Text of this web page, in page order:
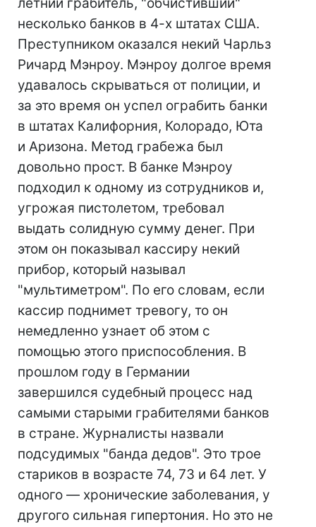
несколько банков в 4-х штатах США.
Преступником оказался некий Чарльз
Ричард Мэнроу. Мэнроу долгое время
удавалось скрываться от полиции, и
за это время он успел ограбить банки
в штатах Калифорния, Колорадо, Юта
и Аризона. Метод грабежа был
довольно прост. В банке Мэнроу
подходил к одному из сотрудников и,
угрожая пистолетом, требовал
выдать солидную сумму денег. При
этом он показывал кассиру некий
прибор, который называл
"мультиметром". По его словам, если
кассир поднимет тревогу, то он
немедленно узнает об этом с
помощью этого приспособления. В
прошлом году в Германии
завершился судебный процесс над
самыми старыми грабителями банков
в стране. Журналисты назвали
подсудимых "банда дедов". Это трое
стариков в возрасте 74, 73 и 64 лет. У
одного — хронические заболевания, у
другого сильная гипертония. Но это не